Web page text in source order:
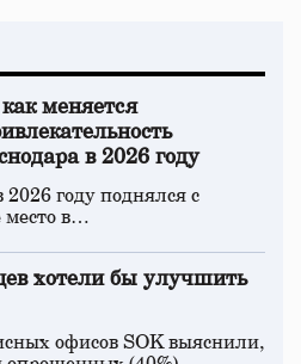
меняется
в 2026 году
2026 году поднялся с
место в…
хотели бы улучшить
офисов SOK выяснили,